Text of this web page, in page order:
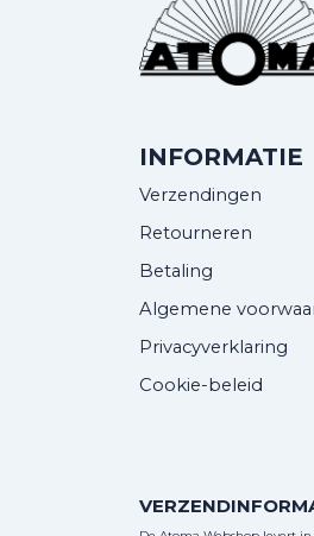
INFORMATIE
Verzendingen
Retourneren
Betaling
Algemene
Privacyverklaring
Cookie-beleid